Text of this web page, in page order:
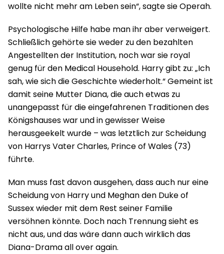
wollte nicht mehr am Leben sein“, sagte sie Operah.
Psychologische Hilfe habe man ihr aber verweigert.
Schließlich gehörte sie weder zu den bezahlten
Angestellten der Institution, noch war sie royal
genug für den Medical Household. Harry gibt zu: „Ich
sah, wie sich die Geschichte wiederholt.“ Gemeint ist
damit seine Mutter Diana, die auch etwas zu
unangepasst für die eingefahrenen Traditionen des
Königshauses war und in gewisser Weise
herausgeekelt wurde – was letztlich zur Scheidung
von Harrys Vater Charles, Prince of Wales (73)
führte.
Man muss fast davon ausgehen, dass auch nur eine
Scheidung von Harry und Meghan den Duke of
Sussex wieder mit dem Rest seiner Familie
versöhnen könnte. Doch nach Trennung sieht es
nicht aus, und das wäre dann auch wirklich das
Diana-Drama all over again.